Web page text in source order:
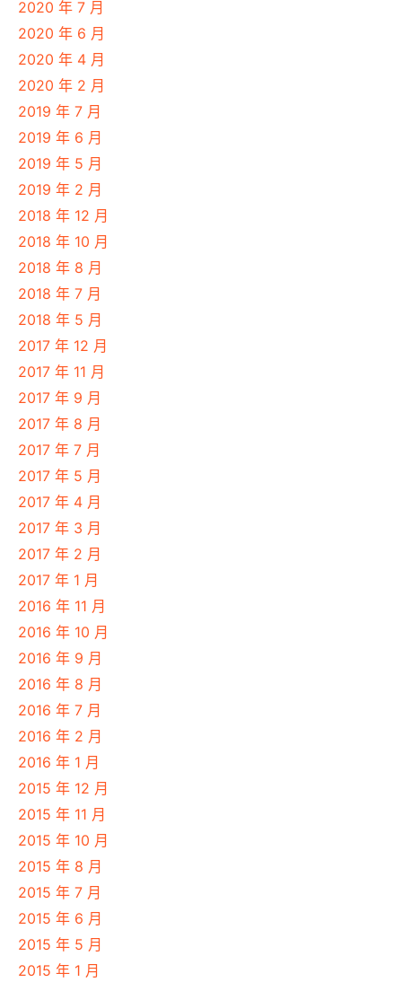
2020 年 7 月
2020 年 6 月
2020 年 4 月
2020 年 2 月
2019 年 7 月
2019 年 6 月
2019 年 5 月
2019 年 2 月
2018 年 12 月
2018 年 10 月
2018 年 8 月
2018 年 7 月
2018 年 5 月
2017 年 12 月
2017 年 11 月
2017 年 9 月
2017 年 8 月
2017 年 7 月
2017 年 5 月
2017 年 4 月
2017 年 3 月
2017 年 2 月
2017 年 1 月
2016 年 11 月
2016 年 10 月
2016 年 9 月
2016 年 8 月
2016 年 7 月
2016 年 2 月
2016 年 1 月
2015 年 12 月
2015 年 11 月
2015 年 10 月
2015 年 8 月
2015 年 7 月
2015 年 6 月
2015 年 5 月
2015 年 1 月